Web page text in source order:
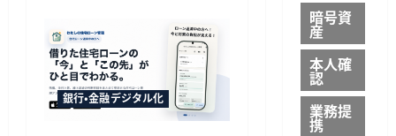
銀行・金融デジタル化
暗号資
産
本人確
認
業務提
携